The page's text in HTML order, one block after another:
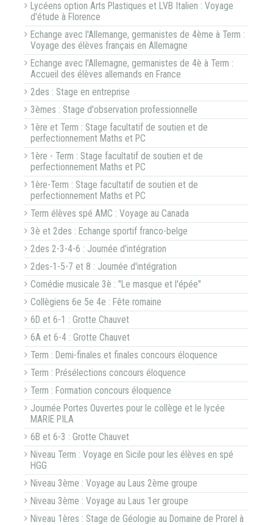
Lycéens option Arts Plastiques et LVB Italien : Voyage
d'étude à Florence
Echange avec l'Allemange, germanistes de 4ème à Term :
Voyage des élèves français en Allemagne
Echange avec l'Allemagne, germanistes de 4è à Term :
Accueil des élèves allemands en France
2des : Stage en entreprise
3èmes : Stage d'observation professionnelle
1ère et Term : Stage facultatif de soutien et de
perfectionnement Maths et PC
1ère - Term : Stage facultatif de soutien et de
perfectionnement Maths et PC
1ère-Term : Stage facultatif de soutien et de
perfectionnement Maths et PC
Term élèves spé AMC : Voyage au Canada
3è et 2des : Echange sportif franco-belge
2des 2-3-4-6 : Journée d'intégration
2des-1-5-7 et 8 : Journée d'intégration
Comédie musicale 3è : "Le masque et l'épée"
Collègiens 6e 5e 4e : Fête romaine
6D et 6-1 : Grotte Chauvet
6A et 6-4 : Grotte Chauvet
Term : Demi-finales et finales concours éloquence
Term : Présélections concours éloquence
Term : Formation concours éloquence
Journée Portes Ouvertes pour le collège et le lycée
MARIE PILA
6B et 6-3 : Grotte Chauvet
Niveau Term : Voyage en Sicile pour les élèves en spé
HGG
Niveau 3ème : Voyage au Laus 2ème groupe
Niveau 3ème : Voyage au Laus 1er groupe
Niveau 1ères : Stage de Géologie au Domaine de Prorel à